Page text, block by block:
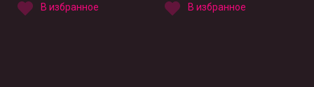
В избранное В избранное